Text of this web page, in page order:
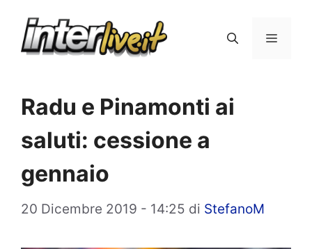
Menu
Radu e Pinamonti ai
saluti: cessione a
gennaio
20 Dicembre 2019 - 14:25 di StefanoM